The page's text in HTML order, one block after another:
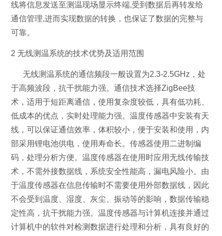
线将信息发送至测温现场显示终端,受到数据后再转发给
通信管理,进而实现数据的转换，也保证了数据的完整与
可靠。
2 无线测温系统的技术优势及适用范围
无线测温系统的通信频段一般设置为2.3-2.5GHz，处
于高频波段，抗干扰能力强。通信技术选择ZigBee技
术，适用于短距离通信，使用复杂度较低，具有低功耗、
低成本的优点，实时处理能力强。温度传感器中安装有天
线，可以保证通信效率，体积较小，便于安装和使用，内
部采用锂电池供电，使用寿命长。传感器使用二进制编
码，处理分析方便。温度传感器在使用时应用无线传输技
术，不需外接数据线，系统安全性能高，漏电风险小。由
于温度传感器在信息传输时不需要使用外部数据线，因此
不会受到温度、湿度、灰尘、振动等的影响，数据传输稳
定性高，抗干扰能力强。温度传感器与计算机连接并通过
计算机中的软件对检测数据进行处理和分析，具有良好的